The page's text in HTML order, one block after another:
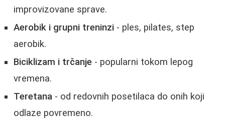
improvizovane sprave.
Aerobik i grupni treninzi - ples, pilates, step
aerobik.
Biciklizam i trčanje - popularni tokom lepog
vremena.
Teretana - od redovnih posetilaca do onih koji
odlaze povremeno.